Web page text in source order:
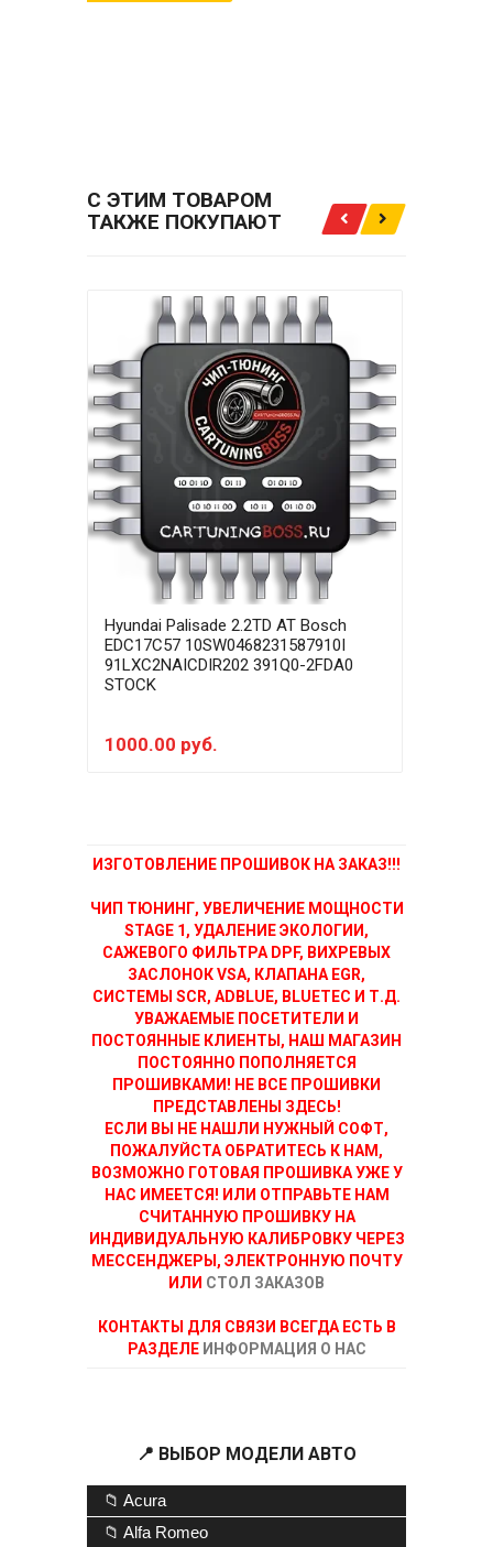
С ЭТИМ ТОВАРОМ
ТАКЖЕ ПОКУПАЮТ
Hyundai Palisade 2.2TD AT Bosch
EDC17C57 10SW0468231587910I
91LXC2NAICDIR202 391Q0-2FDA0
STOCK
1000.00 руб.
ИЗГОТОВЛЕНИЕ ПРОШИВОК НА ЗАКАЗ!!!
ЧИП ТЮНИНГ, УВЕЛИЧЕНИЕ МОЩНОСТИ
STAGE 1, УДАЛЕНИЕ ЭКОЛОГИИ,
САЖЕВОГО ФИЛЬТРА DPF, ВИХРЕВЫХ
ЗАСЛОНОК VSA, КЛАПАНА EGR,
СИСТЕМЫ SCR, ADBLUE, BLUETEC И Т.Д.
УВАЖАЕМЫЕ ПОСЕТИТЕЛИ И
ПОСТОЯННЫЕ КЛИЕНТЫ, НАШ МАГАЗИН
ПОСТОЯННО ПОПОЛНЯЕТСЯ
ПРОШИВКАМИ! НЕ ВСЕ ПРОШИВКИ
ПРЕДСТАВЛЕНЫ ЗДЕСЬ!
ЕСЛИ ВЫ НЕ НАШЛИ НУЖНЫЙ СОФТ,
ПОЖАЛУЙСТА ОБРАТИТЕСЬ К НАМ,
ВОЗМОЖНО ГОТОВАЯ ПРОШИВКА УЖЕ У
НАС ИМЕЕТСЯ! ИЛИ ОТПРАВЬТЕ НАМ
СЧИТАННУЮ ПРОШИВКУ НА
ИНДИВИДУАЛЬНУЮ КАЛИБРОВКУ ЧЕРЕЗ
МЕССЕНДЖЕРЫ, ЭЛЕКТРОННУЮ ПОЧТУ
ИЛИ СТОЛ ЗАКАЗОВ
КОНТАКТЫ ДЛЯ СВЯЗИ ВСЕГДА ЕСТЬ В
РАЗДЕЛЕ ИНФОРМАЦИЯ О НАС
📍 ВЫБОР МОДЕЛИ АВТО
📁 Acura
📁 Alfa Romeo